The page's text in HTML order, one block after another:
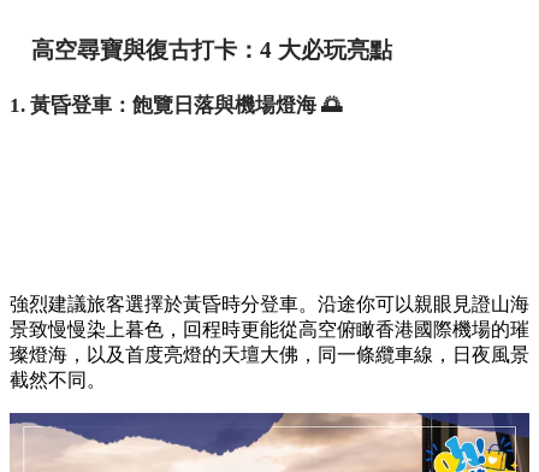
高空尋寶與復古打卡：4 大必玩亮點
1. 黃昏登車：飽覽日落與機場燈海 🌅
強烈建議旅客選擇於黃昏時分登車。沿途你可以親眼見證山海
景致慢慢染上暮色，回程時更能從高空俯瞰香港國際機場的璀
璨燈海，以及首度亮燈的天壇大佛，同一條纜車線，日夜風景
截然不同。